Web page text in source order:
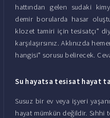
hattından gelen sudaki
demir borularda hasar
klozet tamiri için tesisatçı"
karşılaşırsınız. Aklınızda
hangisi" sorusu belirecek.
Su hayatsa tesisat hayat
Susuz bir ev veya işyeri
hayat mümkün değildir. Sıhhi